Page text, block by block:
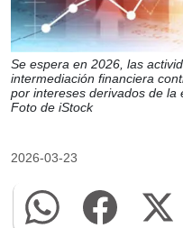
Se espera en 2026, las
intermediación financiera
por intereses derivados de la
Foto de iStock
2026-03-23